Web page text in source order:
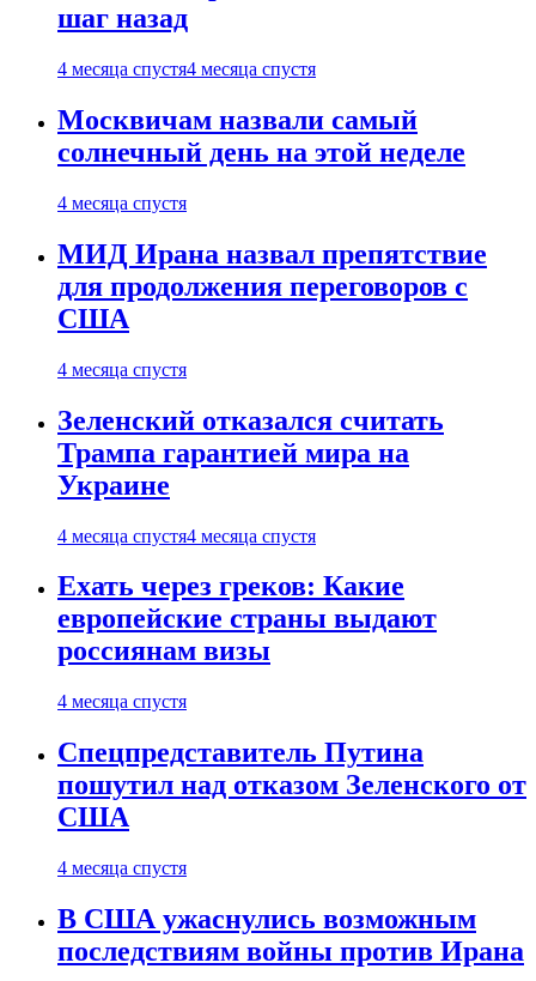
шаг назад
4 месяца спустя4 месяца спустя
Москвичам назвали самый
солнечный день на этой неделе
4 месяца спустя
МИД Ирана назвал препятствие
для продолжения переговоров с
США
4 месяца спустя
Зеленский отказался считать
Трампа гарантией мира на
Украине
4 месяца спустя4 месяца спустя
Ехать через греков: Какие
европейские страны выдают
россиянам визы
4 месяца спустя
Спецпредставитель Путина
пошутил над отказом Зеленского от
США
4 месяца спустя
В США ужаснулись возможным
последствиям войны против Ирана